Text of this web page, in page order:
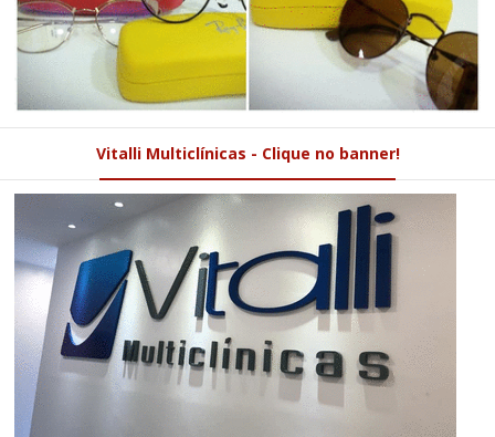
Vitalli Multiclínicas - Clique no banner!